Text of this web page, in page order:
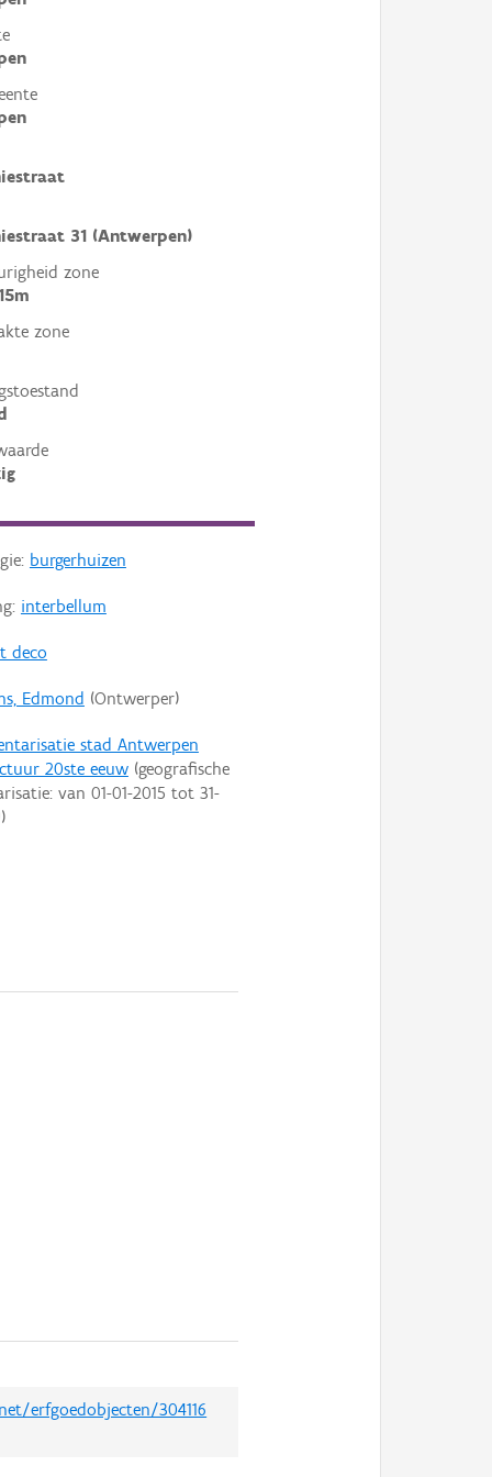
31 (Antwerpen)
zone
zone
burgerhuizen
interbellum
deco
Edmond (Ontwerper)
stad Antwerpen
20ste eeuw(geografische
van 01-01-2015 tot 31-
)
erfgoedobjecten/304116